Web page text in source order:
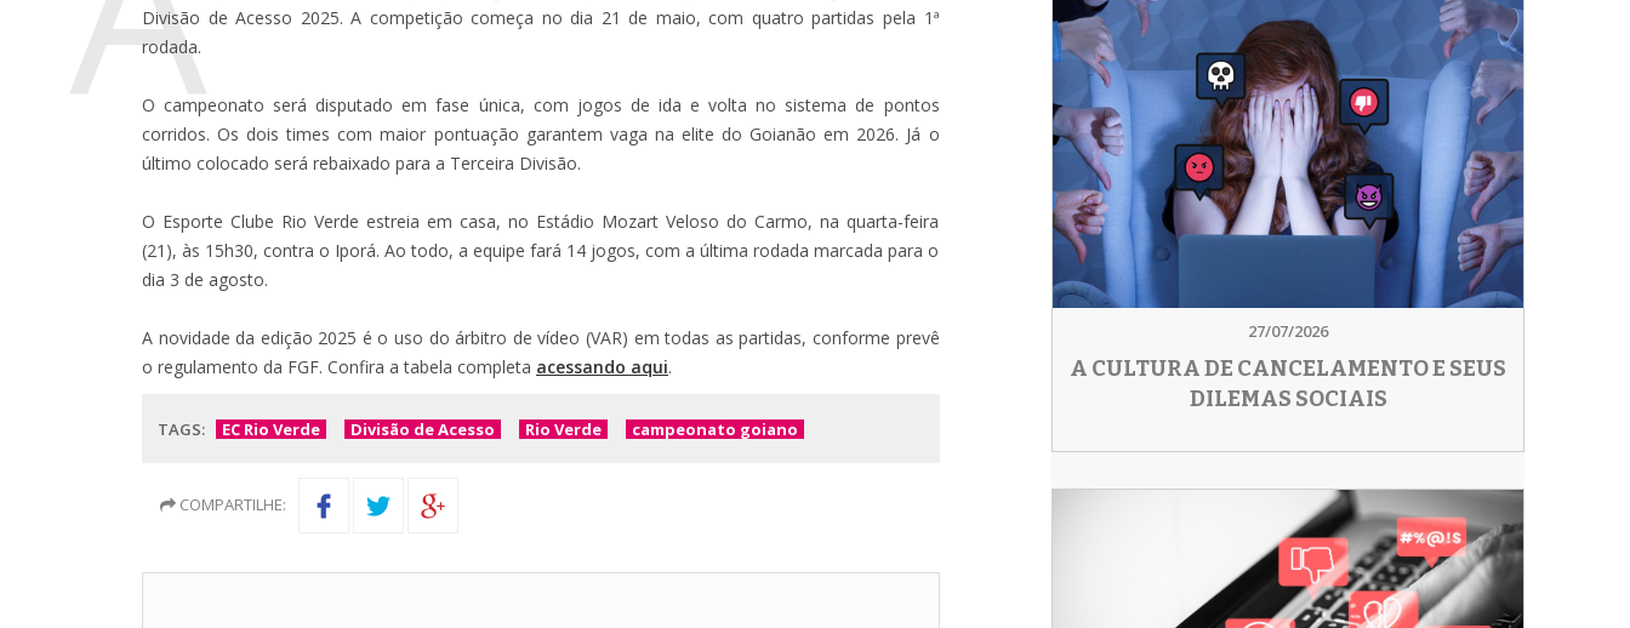
Divisão de Acesso 2025. A competição começa no dia 21 de maio, com quatro partidas pela 1ª
rodada.
O campeonato será disputado em fase única, com jogos de ida e volta no sistema de pontos
corridos. Os dois times com maior pontuação garantem vaga na elite do Goianão em 2026. Já o
último colocado será rebaixado para a Terceira Divisão.
O Esporte Clube Rio Verde estreia em casa, no Estádio Mozart Veloso do Carmo, na quarta-feira
(21), às 15h30, contra o Iporá. Ao todo, a equipe fará 14 jogos, com a última rodada marcada para o
dia 3 de agosto.
A novidade da edição 2025 é o uso do árbitro de vídeo (VAR) em todas as partidas, conforme prevê
o regulamento da FGF. Confira a tabela completa acessando aqui.
TAGS: EC Rio Verde Divisão de Acesso Rio Verde campeonato goiano
COMPARTILHE:
27/07/2026
A CULTURA DE CANCELAMENTO E SEUS
DILEMAS SOCIAIS